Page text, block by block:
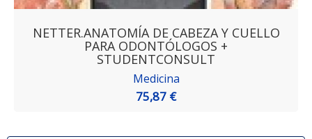
NETTER.ANATOMÍA DE CABEZA Y CUELLO
PARA ODONTÓLOGOS +
STUDENTCONSULT
Medicina
75,87 €